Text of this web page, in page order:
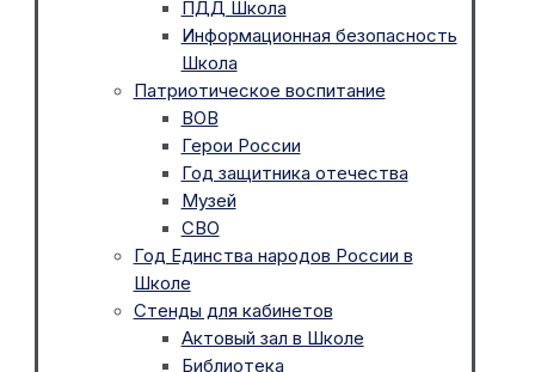
ПДД Школа
Информационная безопасность
Школа
Патриотическое воспитание
ВОВ
Герои России
Год защитника отечества
Музей
СВО
Год Единства народов России в
Школе
Стенды для кабинетов
Актовый зал в Школе
Библиотека